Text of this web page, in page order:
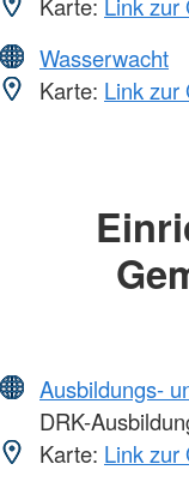
Wasserwacht
Karte: Link zur
Ausbildungs-
DRK-
Karte: Link zur